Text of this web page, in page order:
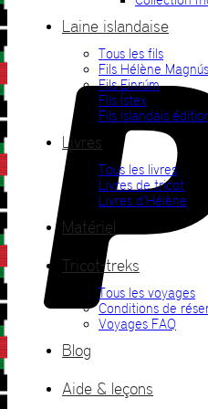
Laine islandaise
Tous les fils
Fils Hélène
Fils Einrúm
Fils Ístex
Fils islandais
Livres
Tous les livres
Livres de tricot
Livres d’Hélène
Matériel
Tricot-treks
Tous les voyages
Conditions de
Voyages FAQ
Blog
Aide & leçons